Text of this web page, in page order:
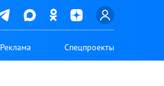
Реклама Спецпроекты